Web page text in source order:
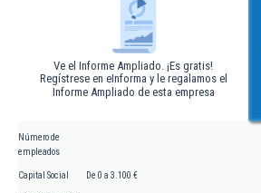
Ve el Informe Ampliado. ¡Es gratis!
Regístrese en eInforma y le regalamos el
Informe Ampliado de esta empresa
Número de
empleados
Capital Social De 0 a 3.100 €